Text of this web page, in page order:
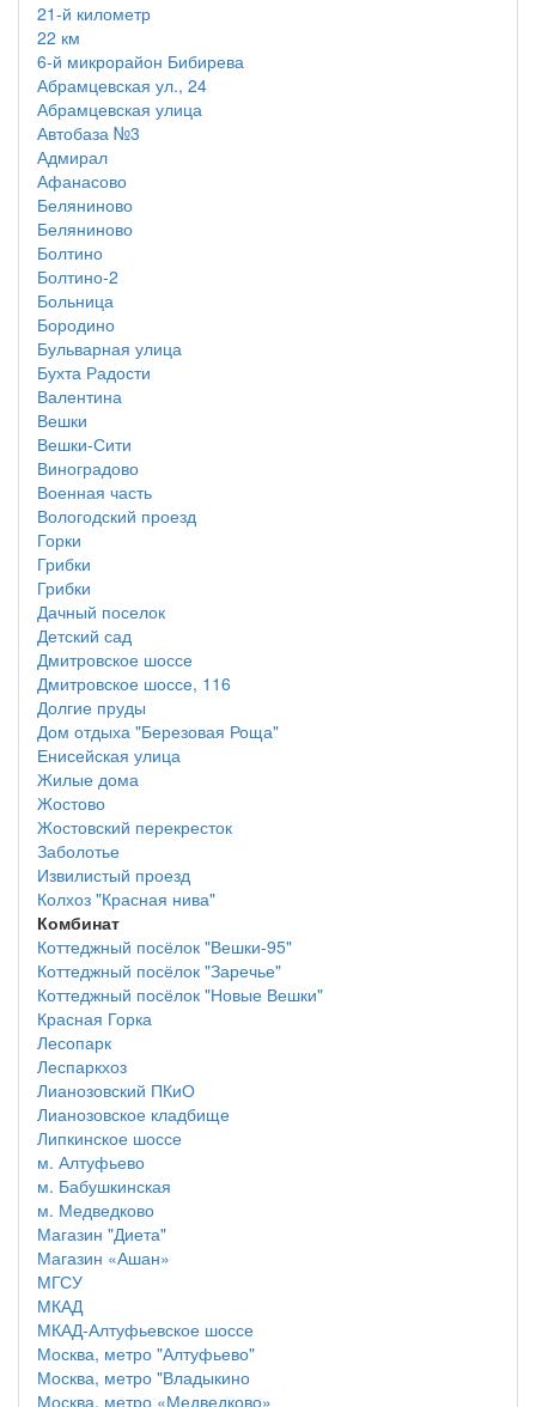
21-й километр
22 км
6-й микрорайон Бибирева
Абрамцевская ул., 24
Абрамцевская улица
Автобаза №3
Адмирал
Афанасово
Беляниново
Беляниново
Болтино
Болтино-2
Больница
Бородино
Бульварная улица
Бухта Радости
Валентина
Вешки
Вешки-Сити
Виноградово
Военная часть
Вологодский проезд
Горки
Грибки
Грибки
Дачный поселок
Детский сад
Дмитровское шоссе
Дмитровское шоссе, 116
Долгие пруды
Дом отдыха "Березовая Роща"
Енисейская улица
Жилые дома
Жостово
Жостовский перекресток
Заболотье
Извилистый проезд
Колхоз "Красная нива"
Комбинат
Коттеджный посёлок "Вешки-95"
Коттеджный посёлок "Заречье"
Коттеджный посёлок "Новые Вешки"
Красная Горка
Лесопарк
Леспаркхоз
Лианозовский ПКиО
Лианозовское кладбище
Липкинское шоссе
м. Алтуфьево
м. Бабушкинская
м. Медведково
Магазин "Диета"
Магазин «Ашан»
МГСУ
МКАД
МКАД-Алтуфьевское шоссе
Москва, метро "Алтуфьево"
Москва, метро "Владыкино
Москва, метро «Медведково»